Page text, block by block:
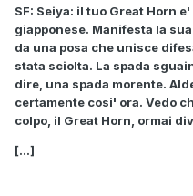
SF: Seiya: il tuo Great Horn
giapponese. Manifesta la
da una posa che unisce
stata sciolta. La spada
dire, una spada morente.
certamente cosi' ora. Vedo
colpo, il Great Horn, ormai
[...]